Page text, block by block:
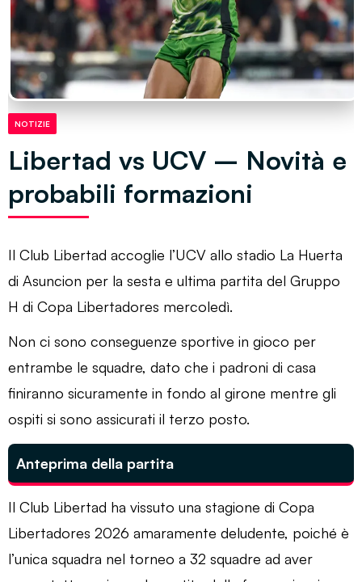
NOTIZIE
Libertad vs UCV – Novità e
probabili formazioni
Il Club Libertad accoglie l’UCV allo stadio La Huerta
di Asuncion per la sesta e ultima partita del Gruppo
H di Copa Libertadores mercoledì.
Non ci sono conseguenze sportive in gioco per
entrambe le squadre, dato che i padroni di casa
finiranno sicuramente in fondo al girone mentre gli
ospiti si sono assicurati il ​​terzo posto.
Anteprima della partita
Il Club Libertad ha vissuto una stagione di Copa
Libertadores 2026 amaramente deludente, poiché è
l’unica squadra nel torneo a 32 squadre ad aver